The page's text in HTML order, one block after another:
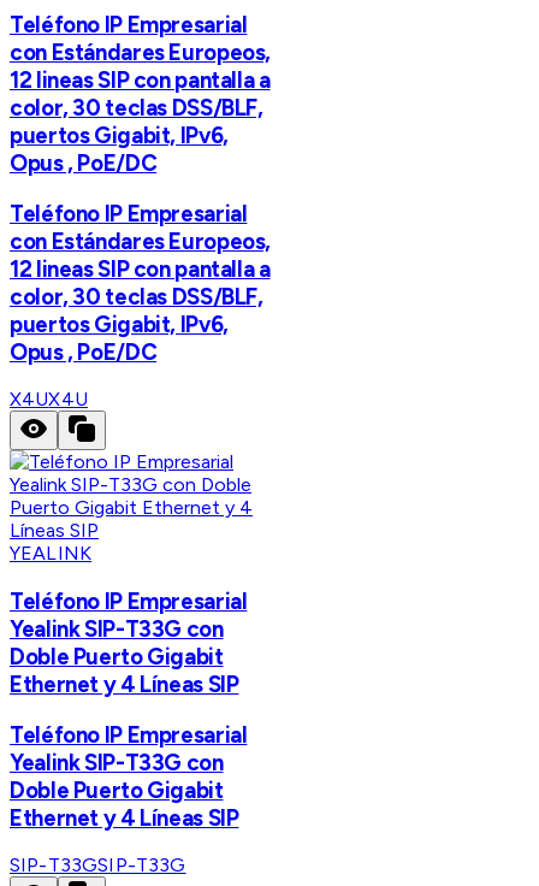
Teléfono IP Empresarial
con Estándares Europeos,
12 lineas SIP con pantalla a
color, 30 teclas DSS/BLF,
puertos Gigabit, IPv6,
Opus , PoE/DC
Teléfono IP Empresarial
con Estándares Europeos,
12 lineas SIP con pantalla a
color, 30 teclas DSS/BLF,
puertos Gigabit, IPv6,
Opus , PoE/DC
X4UX4U
YEALINK
Teléfono IP Empresarial
Yealink SIP-T33G con
Doble Puerto Gigabit
Ethernet y 4 Líneas SIP
Teléfono IP Empresarial
Yealink SIP-T33G con
Doble Puerto Gigabit
Ethernet y 4 Líneas SIP
SIP-T33GSIP-T33G